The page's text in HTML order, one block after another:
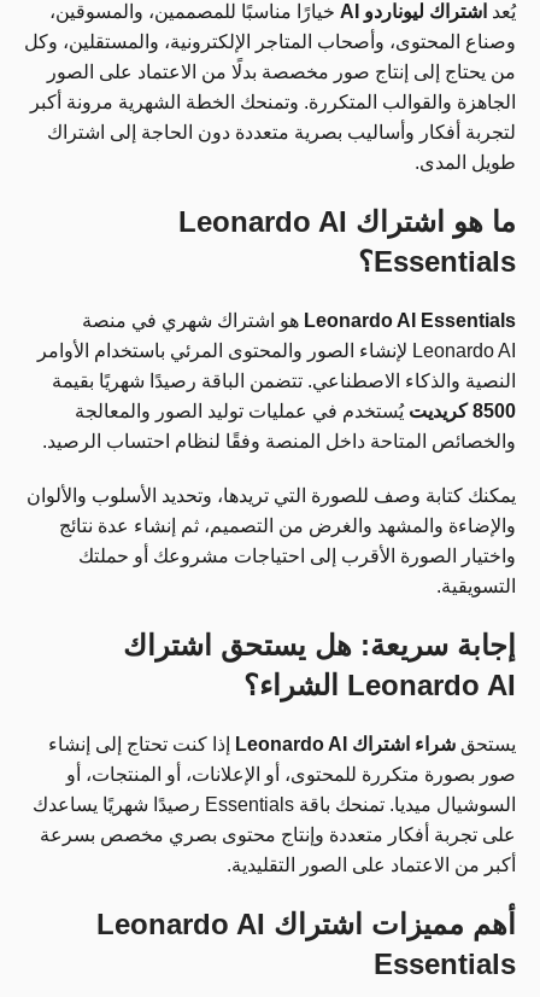
يُعد اشتراك ليوناردو AI
خيارًا مناسبًا للمصممين، والمسوقين،
وصناع المحتوى، وأصحاب المتاجر الإلكترونية، والمستقلين، وكل
من يحتاج إلى إنتاج صور مخصصة بدلًا من الاعتماد على الصور
الجاهزة والقوالب المتكررة. وتمنحك الخطة الشهرية مرونة أكبر
لتجربة أفكار وأساليب بصرية متعددة دون الحاجة إلى اشتراك
طويل المدى.
ما هو اشتراك Leonardo AI
Essentials؟
Leonardo AI Essentials هو اشتراك شهري في منصة
Leonardo AI لإنشاء الصور والمحتوى المرئي باستخدام الأوامر
النصية والذكاء الاصطناعي. تتضمن الباقة رصيدًا شهريًا بقيمة
8500 كريديت
يُستخدم في عمليات توليد الصور والمعالجة
والخصائص المتاحة داخل المنصة وفقًا لنظام احتساب الرصيد.
يمكنك كتابة وصف للصورة التي تريدها، وتحديد الأسلوب والألوان
والإضاءة والمشهد والغرض من التصميم، ثم إنشاء عدة نتائج
واختيار الصورة الأقرب إلى احتياجات مشروعك أو حملتك
التسويقية.
إجابة سريعة: هل يستحق اشتراك
Leonardo AI الشراء؟
يستحق شراء اشتراك Leonardo AI
إذا كنت تحتاج إلى إنشاء
صور بصورة متكررة للمحتوى، أو الإعلانات، أو المنتجات، أو
السوشيال ميديا. تمنحك باقة Essentials رصيدًا شهريًا يساعدك
على تجربة أفكار متعددة وإنتاج محتوى بصري مخصص بسرعة
أكبر من الاعتماد على الصور التقليدية.
أهم مميزات اشتراك Leonardo AI
Essentials